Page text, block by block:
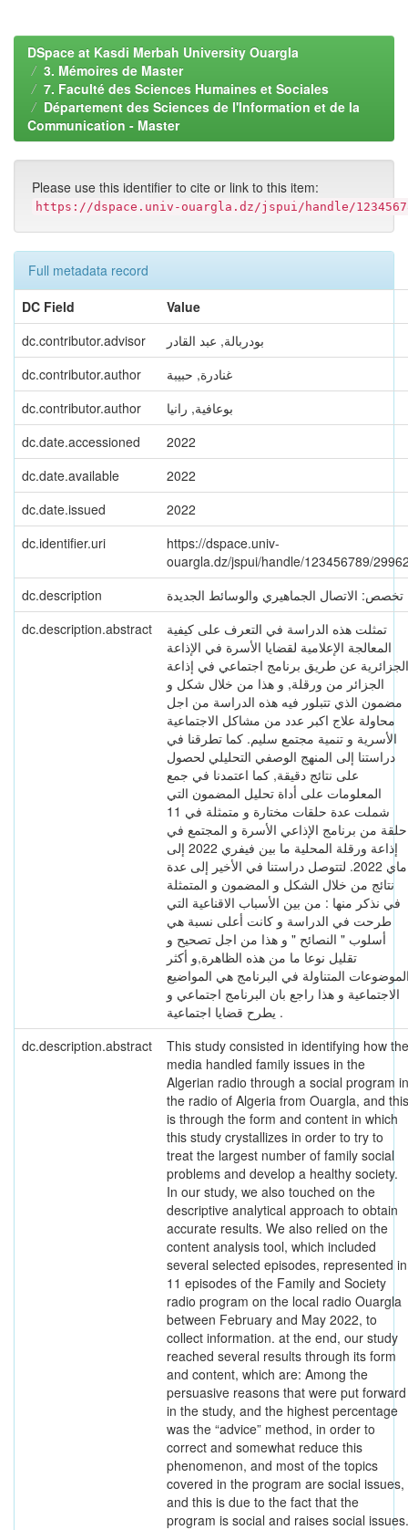
DSpace at Kasdi Merbah University Ouargla
3. Mémoires de Master
7. Faculté des Sciences Humaines et Sociales
Département des Sciences de l'Information et de la
Communication - Master
Please use this identifier to cite or link to this item:
https://dspace.univ-ouargla.dz/jspui/handle/
Full metadata record
DC Field
Value
dc.contributor.advisor
بودربالة, عبد القادر
dc.contributor.author
غنادرة, حبيبة
dc.contributor.author
بوعافية, رانيا
dc.date.accessioned
2022
dc.date.available
2022
dc.date.issued
2022
dc.identifier.uri
https://dspace.univ-
ouargla.dz/jspui/handle/123456789/
dc.description
تخصص: الاتصال الجماهيري والوسائط الجديدة
dc.description.abstract
تمثلت هذه الدراسة في التعرف على كيفية
المعالجة الإعلامية لقضايا الأسرة في الإذاعة
الجزائرية عن طريق برنامج اجتماعي في إذاعة
الجزائر من ورقلة, و هذا من خلال شكل و
مضمون الذي تتبلور فيه هذه الدراسة من اجل
محاولة علاج اكبر عدد من مشاكل الاجتماعية
الأسرية و تنمية مجتمع سليم. كما تطرقنا في
دراستنا إلى المنهج الوصفي التحليلي لحصول
على نتائج دقيقة, كما اعتمدنا في جمع
المعلومات على أداة تحليل المضمون التي
شملت عدة حلقات مختارة و متمثلة في 11
حلقة من برنامج الإذاعي الأسرة و المجتمع في
إذاعة ورقلة المحلية ما بين فيفري 2022 إلى
ماي 2022. لتتوصل دراستنا في الأخير إلى عدة
نتائج من خلال الشكل و المضمون و المتمثلة
في نذكر منها : من بين الأسباب الاقناعية التي
طرحت في الدراسة و كانت أعلى نسبة هي
أسلوب " النصائح " و هذا من اجل تصحيح و
تقليل نوعا ما من هذه الظاهرة,و أكثر
المتناولة في البرنامج هي المواضيع
الاجتماعية و هذا راجع بان البرنامج اجتماعي و
يطرح قضايا اجتماعية .
dc.description.abstract
This study consisted in identifying how the
media handled family issues in the
Algerian radio through a social program in
the radio of Algeria from Ouargla, and this
is through the form and content in which
this study crystallizes in order to try to
treat the largest number of family social
problems and develop a healthy society.
In our study, we also touched on the
descriptive analytical approach to obtain
accurate results. We also relied on the
content analysis tool, which included
several selected episodes, represented in
11 episodes of the Family and Society
radio program on the local radio Ouargla
between February and May 2022, to
collect information. at the end, our study
reached several results through its form
and content, which are: Among the
persuasive reasons that were put forward
in the study, and the highest percentage
was the “advice” method, in order to
correct and somewhat reduce this
phenomenon, and most of the topics
covered in the program are social issues,
and this is due to the fact that the
program is social and raises social issues.